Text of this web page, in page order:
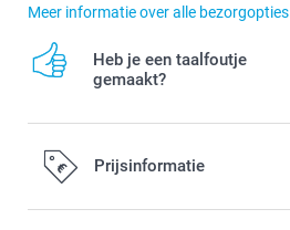
Meer informatie over alle bezorgopties
Heb je een taalfoutje
gemaakt?
Prijsinformatie